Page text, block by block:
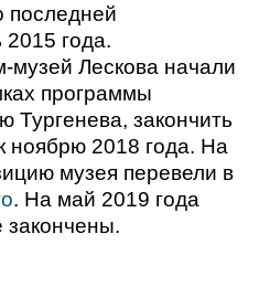
последней
2015 года.
музей Лескова начали
программы
Тургенева, закончить
ноябрю 2018 года. На
музея перевели в
. На май 2019 года